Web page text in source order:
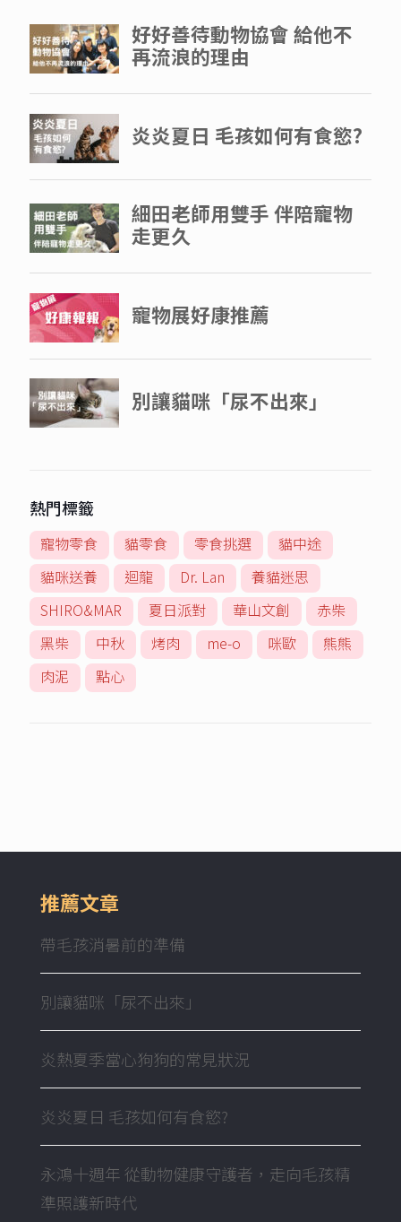
熱門標籤
寵物零食 貓零食 零食挑選
貓中途
貓咪送養
迴龍 Dr. Lan
養貓迷思
SHIRO&MAR
夏日派對 華山文創
赤柴
黑柴
中秋 烤肉 me-o 咪歐
熊熊
肉泥
點心
推薦文章
帶毛孩消暑前的準備
別讓貓咪「尿不出來」
炎熱夏季當心狗狗的常見狀況
炎炎夏日 毛孩如何有食慾?
永鴻十週年 從動物健康守護者，走向毛孩精
準照護新時代